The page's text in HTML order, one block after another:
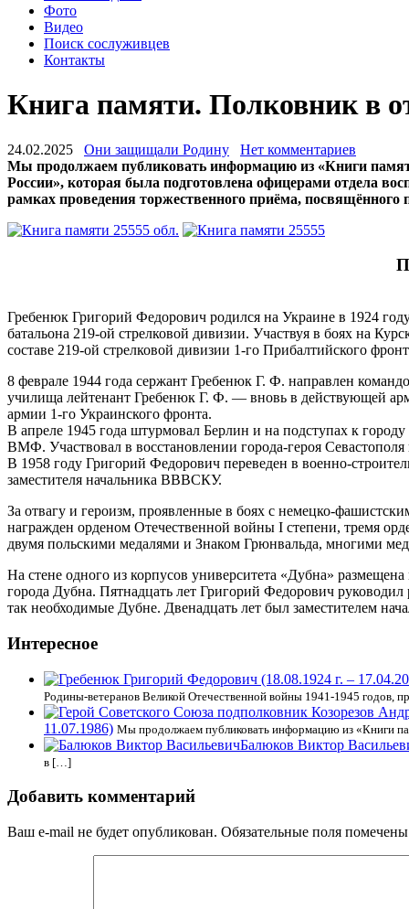
Фото
Видео
Поиск сослуживцев
Контакты
Книга памяти. Полковник в
24.02.2025 Они защищали Родину
Нет комментариев
Мы продолжаем публиковать информацию из «Книги
России», которая была подготовлена офицерами отдела
рамках проведения торжественного приёма,
Гребенюк Григорий Федорович родился на Украине в 1924
батальона 219-ой стрелковой дивизии. Участвуя в боях на
составе 219-ой стрелковой дивизии 1-го Прибалтийского
8 феврале 1944 года сержант Гребенюк Г. Ф. направлен
училища лейтенант Гребенюк Г. Ф. — вновь в действующей
армии 1-го Украинского фронта.
В апреле 1945 года штурмовал Берлин и на подступах к
ВМФ. Участвовал в восстановлении города-героя
В 1958 году Григорий Федорович переведен в военно-
заместителя начальника ВВВСКУ.
За отвагу и героизм, проявленные в боях с немецко-
награжден орденом Отечественной войны I степени, тремя
двумя польскими медалями и Знаком Грюнвальда, многими
На стене одного из корпусов университета «Дубна»
города Дубна. Пятнадцать лет Григорий Федорович
так необходимые Дубне. Двенадцать лет был заместителем
Интересное
Родины-ветеранов Великой Отечественной войны 1941-1945 годов,
11.07.1986) Мы продолжаем публиковать информацию из «Книги
Балюков Виктор
в […]
Добавить комментарий
Ваш e-mail не будет опубликован. Обязательные поля